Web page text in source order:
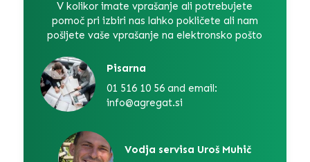
V kolikor imate vprašanje ali potrebujete
pomoč pri izbiri nas lahko pokličete ali nam
pošljete vaše vprašanje na elektronsko pošto
Pisarna
01 516 10 56 and email:
info@agregat.si
Vodja servisa Uroš Muhič